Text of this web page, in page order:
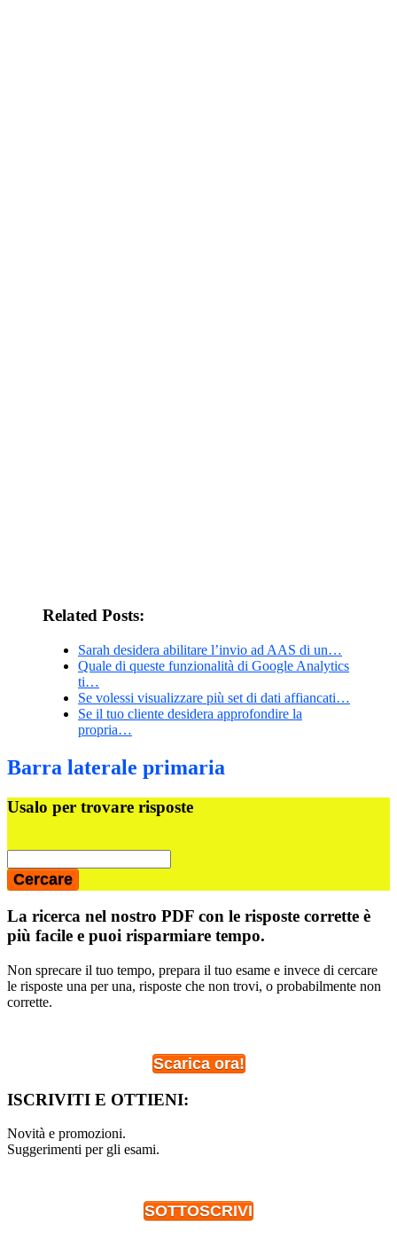
Related Posts:
Sarah desidera abilitare l’invio ad AAS di un…
Quale di queste funzionalità di Google Analytics
ti…
Se volessi visualizzare più set di dati affiancati…
Se il tuo cliente desidera approfondire la
propria…
Barra laterale primaria
Usalo per trovare risposte
La ricerca nel nostro PDF con le risposte corrette è
più facile e puoi risparmiare tempo.
Non sprecare il tuo tempo, prepara il tuo esame e invece di cercare
le risposte una per una, risposte che non trovi, o probabilmente non
corrette.
Scarica ora!
ISCRIVITI E OTTIENI:
Novità e promozioni.
Suggerimenti per gli esami.
SOTTOSCRIVI